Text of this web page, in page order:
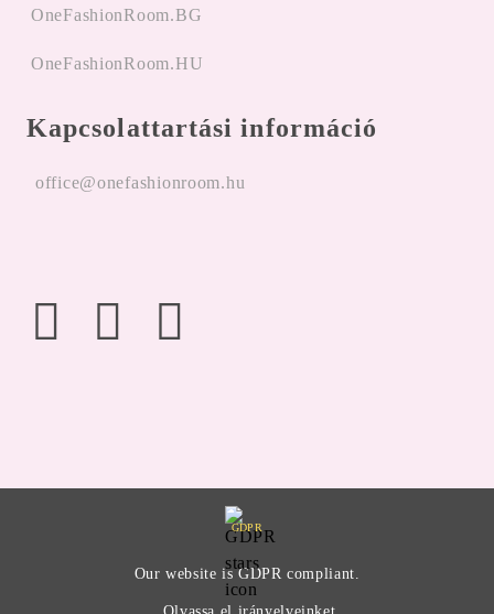
OneFashionRoom.BG
OneFashionRoom.HU
Kapcsolattartási információ
office@onefashionroom.hu
GDPR
Our website is GDPR compliant.